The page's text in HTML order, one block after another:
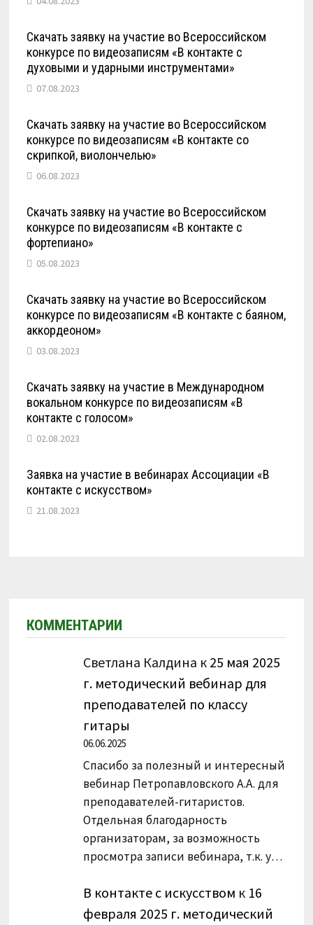
Скачать заявку на участие во Всероссийском
конкурсе по видеозаписям «В контакте с
духовыми и ударными инструментами»
07.08.2023
Скачать заявку на участие во Всероссийском
конкурсе по видеозаписям «В контакте со
скрипкой, виолончелью»
06.08.2023
Скачать заявку на участие во Всероссийском
конкурсе по видеозаписям «В контакте с
фортепиано»
05.08.2023
Скачать заявку на участие во Всероссийском
конкурсе по видеозаписям «В контакте с баяном,
аккордеоном»
03.08.2023
Скачать заявку на участие в Международном
вокальном конкурсе по видеозаписям «В
контакте с голосом»
02.08.2023
Заявка на участие в вебинарах Ассоциации «В
контакте с искусством»
21.08.2023
КОММЕНТАРИИ
Светлана Калдина к 25 мая 2025
г. методический вебинар для
преподавателей по классу
гитары
06.06.2025
Спасибо за полезный и интересный
вебинар Петропавловского А.А. для
преподавателей-гитаристов.
Отдельная благодарность
организаторам, за возможность
просмотра записи вебинара, т.к. у…
В контакте с искусством к 16
февраля 2025 г. методический